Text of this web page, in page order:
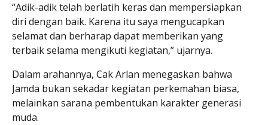
“Adik-adik telah berlatih keras dan mempersiapkan
diri dengan baik. Karena itu saya mengucapkan
selamat dan berharap dapat memberikan yang
terbaik selama mengikuti kegiatan,” ujarnya.
Dalam arahannya, Cak Arlan menegaskan bahwa
Jamda bukan sekadar kegiatan perkemahan biasa,
melainkan sarana pembentukan karakter generasi
muda.